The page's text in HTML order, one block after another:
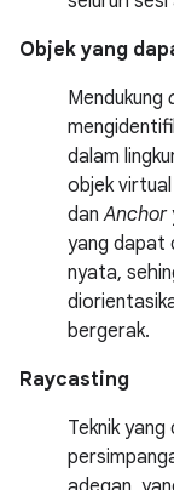
Objek yang
Mendukung
dalam
objek
danAnchor
yang dapat
nyata,
bergerak.
Raycasting
Teknik